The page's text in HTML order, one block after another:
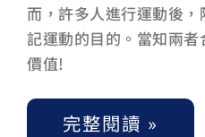
而，許多人進行運動後
記運動的目的。當知兩
價值!
完整閱讀 »